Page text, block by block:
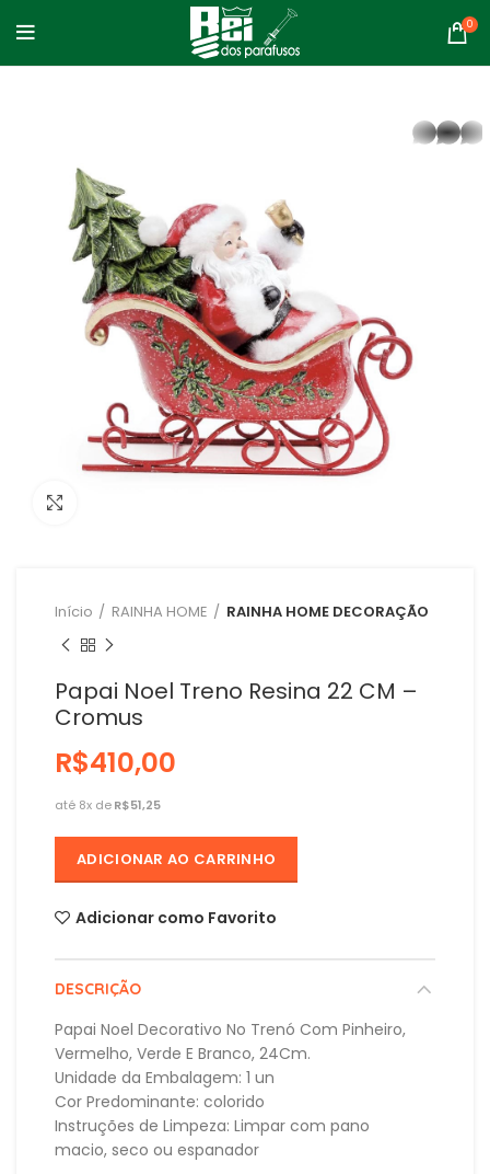
0
Início RAINHA HOME RAINHA HOME DECORAÇÃO
Papai Noel Treno Resina 22 CM –
Cromus
R$
R$
ADICIONAR AO CARRINHO
Adicionar como Favorito
DESCRIÇÃO
Papai Noel Decorativo No Trenó Com Pinheiro,
Vermelho, Verde E Branco, 24Cm.
Unidade da Embalagem: 1 un
Cor Predominante: colorido
Instruções de Limpeza: Limpar com pano
macio, seco ou espanador
whatsapp